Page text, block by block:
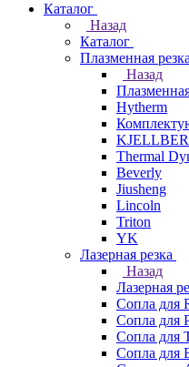
Каталог
Назад
Каталог
Плазменная резка
Назад
Hytherm
Thermal
Beverly
Jiusheng
Lincoln
Triton
YK
Лазерная резка
Назад
Лазерная
Сопла для
Сопла для
Сопла для
Сопла для